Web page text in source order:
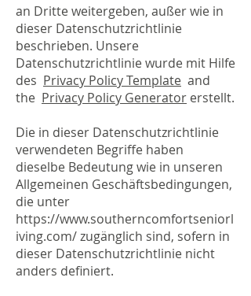
an Dritte weitergeben, außer wie in
dieser Datenschutzrichtlinie
beschrieben. Unsere
Datenschutzrichtlinie wurde mit Hilfe
des Privacy Policy Template and
the Privacy Policy Generator erstellt.
Die in dieser Datenschutzrichtlinie
verwendeten Begriffe haben
dieselbe Bedeutung wie in unseren
Allgemeinen Geschäftsbedingungen,
die unter
https://www.southerncomfortseniorl
iving.com/ zugänglich sind, sofern in
dieser Datenschutzrichtlinie nicht
anders definiert.